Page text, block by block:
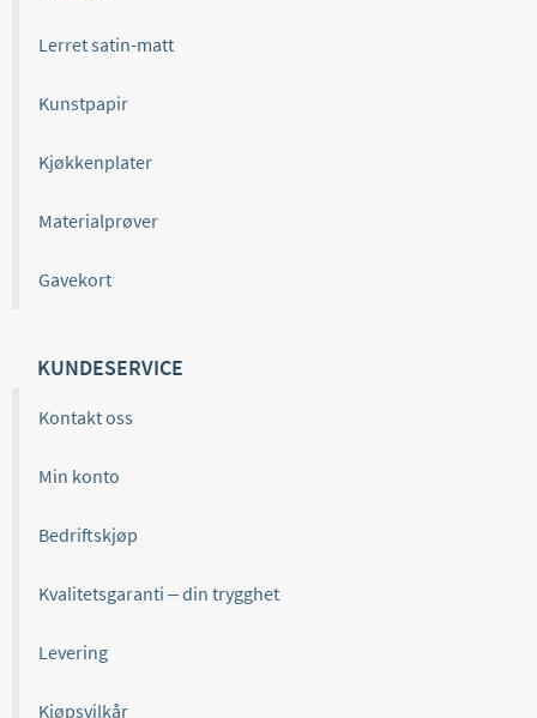
Lerret satin-matt
Kunstpapir
Kjøkkenplater
Materialprøver
Gavekort
KUNDESERVICE
Kontakt oss
Min konto
Bedriftskjøp
Kvalitetsgaranti – din trygghet
Levering
Kjøpsvilkår